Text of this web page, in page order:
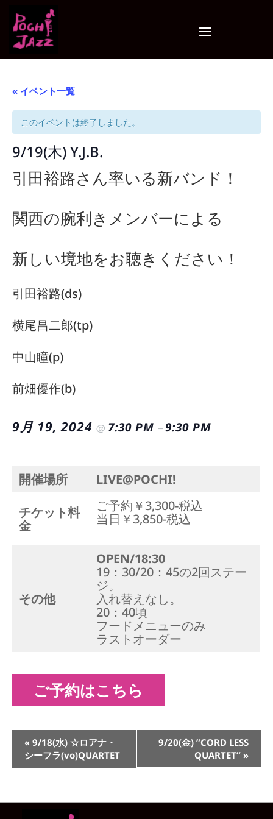
« イベント一覧
このイベントは終了しました。
9/19(木) Y.J.B.
引田裕路さん率いる新バンド！
関西の腕利きメンバーによる
新しい境地をお聴きください！
引田裕路(ds)
横尾昌二郎(tp)
中山瞳(p)
前畑優作(b)
9月 19, 2024 @ 7:30 PM –9:30 PM
開催場所
LIVE@POCHI!
チケット料
金
ご予約￥3,300-税込
当日￥3,850-税込
その他
OPEN/18:30
19：30/20：45の2回ステー
ジ。
入れ替えなし。
20：40頃
フードメニューのみ
ラストオーダー
ご予約はこちら
イ
ベ
ン
ビ
« 9/18(水) ☆ロアナ・
シーフラ(vo)QUARTET
9/20(金) ”CORD LESS
QUARTET” »